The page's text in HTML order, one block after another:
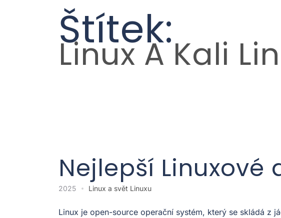
Štítek:
Linux A Kali
Nejlepší
2025 Linux a svět Linuxu
Linux je open-source operační systém, který se skládá z